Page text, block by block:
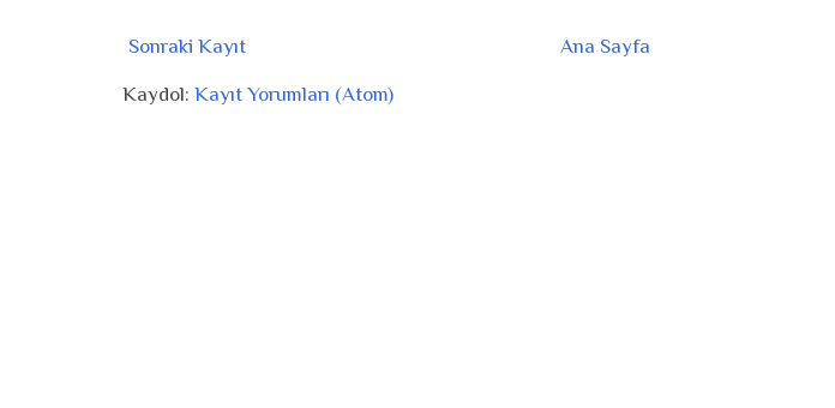
Sonraki Kayıt Ana Sayfa
Kaydol: Kayıt Yorumları (Atom)